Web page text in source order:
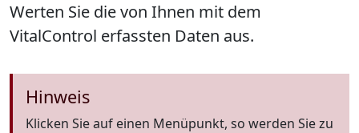
Werten Sie die von Ihnen mit dem
VitalControl erfassten Daten aus.
Hinweis
Klicken Sie auf einen Menüpunkt, so werden Sie zu